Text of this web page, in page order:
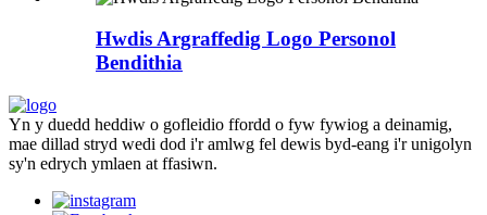
Hwdis Argraffedig Logo Personol
Bendithia
Yn y duedd heddiw o gofleidio ffordd o fyw fywiog a deinamig,
mae dillad stryd wedi dod i'r amlwg fel dewis byd-eang i'r unigolyn
sy'n edrych ymlaen at ffasiwn.